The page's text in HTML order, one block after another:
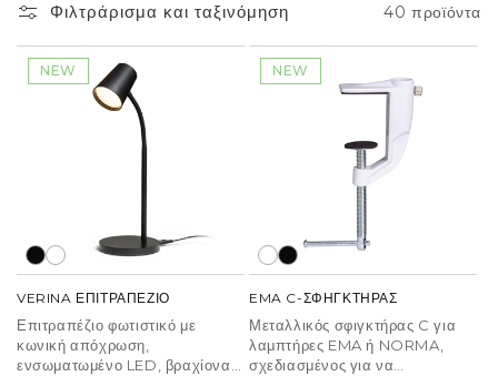
Φιλτράρισμα και ταξινόμηση 40 προϊόντα
NEW
VERINA ΕΠΙΤΡΑΠΕΖΙΟ
Επιτραπέζιο φωτιστικό με
κωνική απόχρωση,
ενσωματωμένο LED, βραχίονα
NEW
EMA C-ΣΦΗΓΚΤΗΡΑΣ
Μεταλλικός σφιγκτήρας C για
λαμπτήρες EMA ή NORMA,
σχεδιασμένος για να